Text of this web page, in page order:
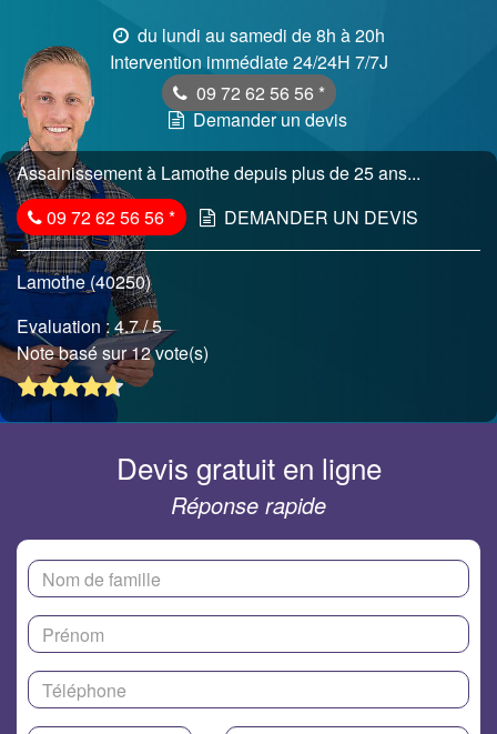
du lundi au samedi de 8h à 20h
Intervention immédiate 24/24H 7/7J
09 72 62 56 56 *
Demander un devis
Assainissement à Lamothe depuis plus de 25 ans...
09 72 62 56 56* DEMANDER UN DEVIS
Lamothe (40250)
Evaluation :4.7/ 5
Note basé sur 12 vote(s)
Devis gratuit en ligne
Réponse rapide